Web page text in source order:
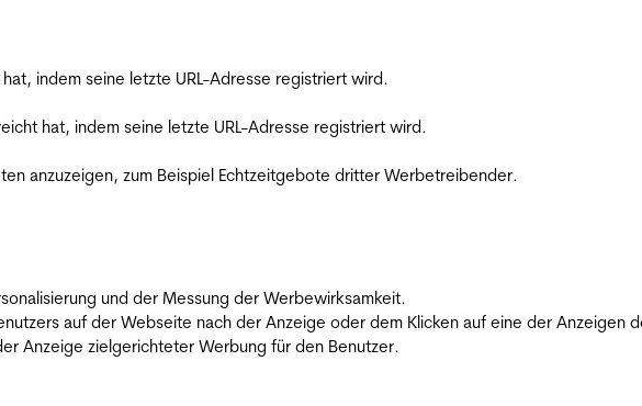
indem seine letzte URL-Adresse registriert wird.
hat, indem seine letzte URL-Adresse registriert wird.
anzuzeigen, zum Beispiel Echtzeitgebote dritter Werbetreibender.
und der Messung der Werbewirksamkeit.
auf der Webseite nach der Anzeige oder dem Klicken auf eine der Anzeigen
Anzeige zielgerichteter Werbung für den Benutzer.